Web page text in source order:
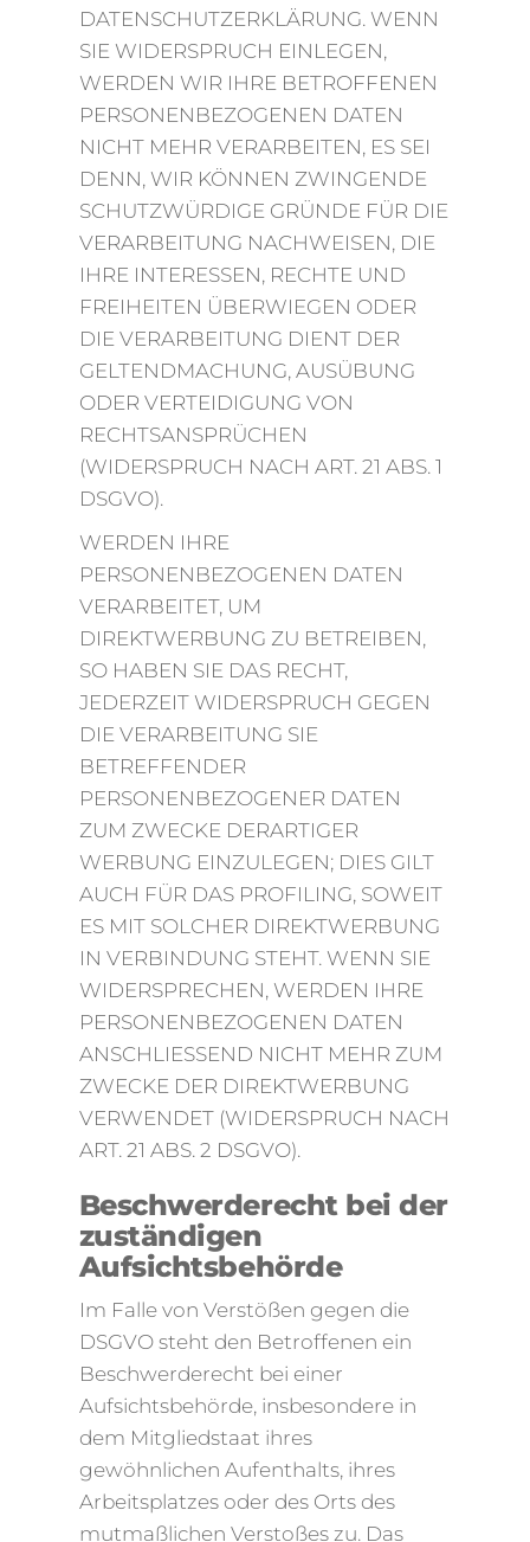
DATENSCHUTZERKLÄRUNG. WENN
SIE WIDERSPRUCH EINLEGEN,
WERDEN WIR IHRE BETROFFENEN
PERSONENBEZOGENEN DATEN
NICHT MEHR VERARBEITEN, ES SEI
DENN, WIR KÖNNEN ZWINGENDE
SCHUTZWÜRDIGE GRÜNDE FÜR DIE
VERARBEITUNG NACHWEISEN, DIE
IHRE INTERESSEN, RECHTE UND
FREIHEITEN ÜBERWIEGEN ODER
DIE VERARBEITUNG DIENT DER
GELTENDMACHUNG, AUSÜBUNG
ODER VERTEIDIGUNG VON
RECHTSANSPRÜCHEN
(WIDERSPRUCH NACH ART. 21 ABS. 1
DSGVO).
WERDEN IHRE
PERSONENBEZOGENEN DATEN
VERARBEITET, UM
DIREKTWERBUNG ZU BETREIBEN,
SO HABEN SIE DAS RECHT,
JEDERZEIT WIDERSPRUCH GEGEN
DIE VERARBEITUNG SIE
BETREFFENDER
PERSONENBEZOGENER DATEN
ZUM ZWECKE DERARTIGER
WERBUNG EINZULEGEN; DIES GILT
AUCH FÜR DAS PROFILING, SOWEIT
ES MIT SOLCHER DIREKTWERBUNG
IN VERBINDUNG STEHT. WENN SIE
WIDERSPRECHEN, WERDEN IHRE
PERSONENBEZOGENEN DATEN
ANSCHLIESSEND NICHT MEHR ZUM
ZWECKE DER DIREKTWERBUNG
VERWENDET (WIDERSPRUCH NACH
ART. 21 ABS. 2 DSGVO).
Beschwerderecht bei der
zuständigen
Aufsichtsbehörde
Im Falle von Verstößen gegen die
DSGVO steht den Betroffenen ein
Beschwerderecht bei einer
Aufsichtsbehörde, insbesondere in
dem Mitgliedstaat ihres
gewöhnlichen Aufenthalts, ihres
Arbeitsplatzes oder des Orts des
mutmaßlichen Verstoßes zu. Das